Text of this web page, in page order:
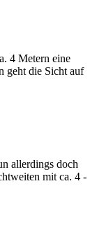
4 Metern eine
geht die Sicht auf
allerdings doch
mit ca. 4 -